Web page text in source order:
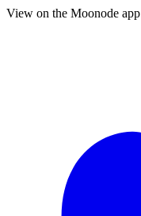
View on the Moonode app